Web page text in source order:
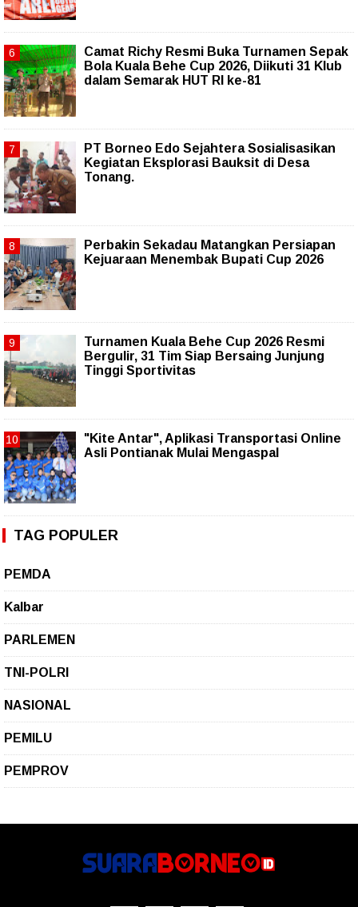
Camat Richy Resmi Buka Turnamen Sepak
Bola Kuala Behe Cup 2026, Diikuti 31 Klub
dalam Semarak HUT RI ke-81
PT Borneo Edo Sejahtera Sosialisasikan
Kegiatan Eksplorasi Bauksit di Desa
Tonang.
Perbakin Sekadau Matangkan Persiapan
Kejuaraan Menembak Bupati Cup 2026
Turnamen Kuala Behe Cup 2026 Resmi
Bergulir, 31 Tim Siap Bersaing Junjung
Tinggi Sportivitas
"Kite Antar", Aplikasi Transportasi Online
Asli Pontianak Mulai Mengaspal
TAG POPULER
PEMDA
Kalbar
PARLEMEN
TNI-POLRI
NASIONAL
PEMILU
PEMPROV